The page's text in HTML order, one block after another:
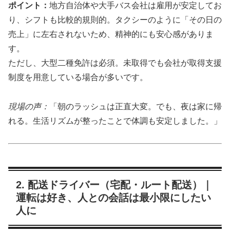
ポイント： 地方自治体や大手バス会社は雇用が安定してお
り、シフトも比較的規則的。タクシーのように「その日の
売上」に左右されないため、精神的にも安心感がありま
す。
ただし、大型二種免許は必須。未取得でも会社が取得支援
制度を用意している場合が多いです。
現場の声：
「朝のラッシュは正直大変。でも、夜は家に帰
れる。生活リズムが整ったことで体調も安定しました。」
2. 配送ドライバー（宅配・ルート配送）｜
運転は好き、人との会話は最小限にしたい
人に